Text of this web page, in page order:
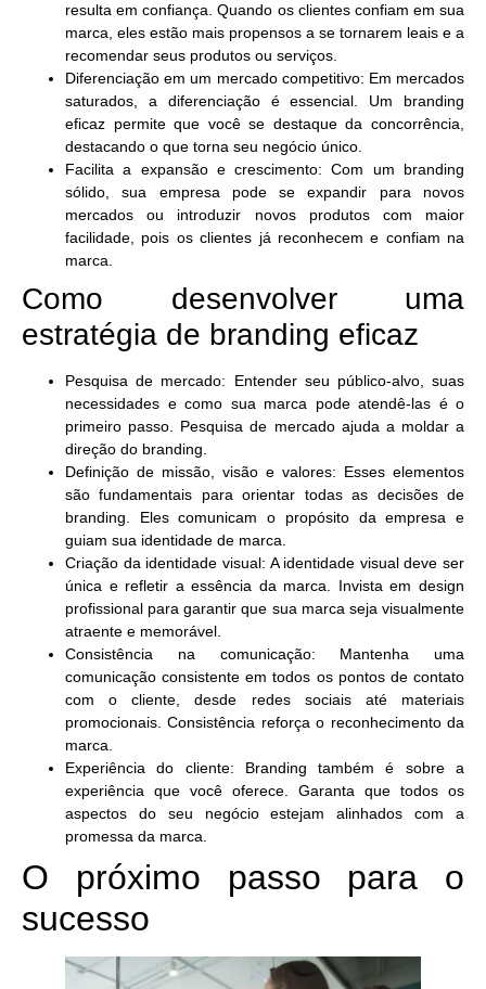
resulta em confiança. Quando os clientes confiam em sua
marca, eles estão mais propensos a se tornarem leais e a
recomendar seus produtos ou serviços.
Diferenciação em um mercado competitivo: Em mercados
saturados, a diferenciação é essencial. Um branding
eficaz permite que você se destaque da concorrência,
destacando o que torna seu negócio único.
Facilita a expansão e crescimento: Com um branding
sólido, sua empresa pode se expandir para novos
mercados ou introduzir novos produtos com maior
facilidade, pois os clientes já reconhecem e confiam na
marca.
Como desenvolver uma
estratégia de branding eficaz
Pesquisa de mercado: Entender seu público-alvo, suas
necessidades e como sua marca pode atendê-las é o
primeiro passo. Pesquisa de mercado ajuda a moldar a
direção do branding.
Definição de missão, visão e valores: Esses elementos
são fundamentais para orientar todas as decisões de
branding. Eles comunicam o propósito da empresa e
guiam sua identidade de marca.
Criação da identidade visual: A identidade visual deve ser
única e refletir a essência da marca. Invista em design
profissional para garantir que sua marca seja visualmente
atraente e memorável.
Consistência na comunicação: Mantenha uma
comunicação consistente em todos os pontos de contato
com o cliente, desde redes sociais até materiais
promocionais. Consistência reforça o reconhecimento da
marca.
Experiência do cliente: Branding também é sobre a
experiência que você oferece. Garanta que todos os
aspectos do seu negócio estejam alinhados com a
promessa da marca.
O próximo passo para o
sucesso